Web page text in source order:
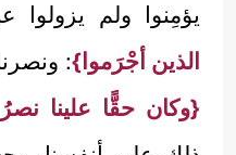
يؤمِنوا ولم يزولوا
الذين أجْرَموا}:
{وكان حقًّا علينا